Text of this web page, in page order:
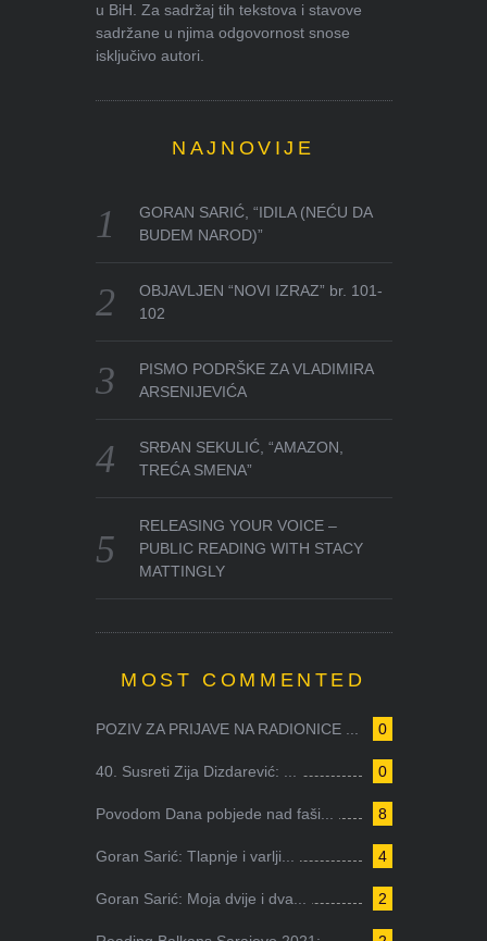
u BiH. Za sadržaj tih tekstova i stavove
sadržane u njima odgovornost snose
isključivo autori.
NAJNOVIJE
GORAN SARIĆ, “IDILA (NEĆU DA
BUDEM NAROD)”
OBJAVLJEN “NOVI IZRAZ” br. 101-
102
PISMO PODRŠKE ZA VLADIMIRA
ARSENIJEVIĆA
SRĐAN SEKULIĆ, “AMAZON,
TREĆA SMENA”
RELEASING YOUR VOICE –
PUBLIC READING WITH STACY
MATTINGLY
MOST COMMENTED
0
POZIV ZA PRIJAVE NA RADIONICE ...
0
40. Susreti Zija Dizdarević: ...
8
Povodom Dana pobjede nad faši...
4
Goran Sarić: Tlapnje i varlji...
2
Goran Sarić: Moja dvije i dva...